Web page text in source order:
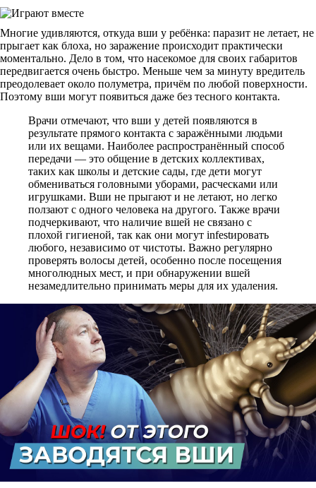
Многие удивляются, откуда вши у ребёнка: паразит не летает, не
прыгает как блоха, но заражение происходит практически
моментально. Дело в том, что насекомое для своих габаритов
передвигается очень быстро. Меньше чем за минуту вредитель
преодолевает около полуметра, причём по любой поверхности.
Поэтому вши могут появиться даже без тесного контакта.
Врачи отмечают, что вши у детей появляются в
результате прямого контакта с заражёнными людьми
или их вещами. Наиболее распространённый способ
передачи — это общение в детских коллективах,
таких как школы и детские сады, где дети могут
обмениваться головными уборами, расческами или
игрушками. Вши не прыгают и не летают, но легко
ползают с одного человека на другого. Также врачи
подчеркивают, что наличие вшей не связано с
плохой гигиеной, так как они могут infestировать
любого, независимо от чистоты. Важно регулярно
проверять волосы детей, особенно после посещения
многолюдных мест, и при обнаружении вшей
незамедлительно принимать меры для их удаления.